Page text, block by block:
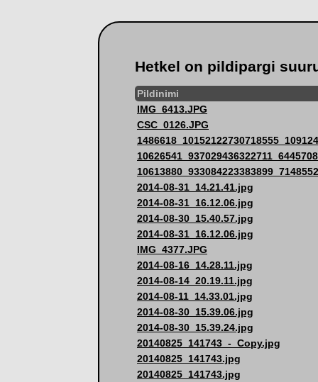
Hetkel on pildipargi
Pildinimi
IMG_6413.JPG
CSC_0126.JPG
2014-08-31_14.21.41.jpg
2014-08-31_16.12.06.jpg
2014-08-30_15.40.57.jpg
2014-08-31_16.12.06.jpg
IMG_4377.JPG
2014-08-16_14.28.11.jpg
2014-08-14_20.19.11.jpg
2014-08-11_14.33.01.jpg
2014-08-30_15.39.06.jpg
2014-08-30_15.39.24.jpg
20140825_141743_-_Copy.jpg
20140825_141743.jpg
20140825_141743.jpg